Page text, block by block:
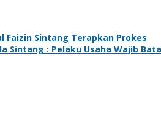
Faizin Sintang Terapkan Prokes
Sintang : Pelaku Usaha Wajib